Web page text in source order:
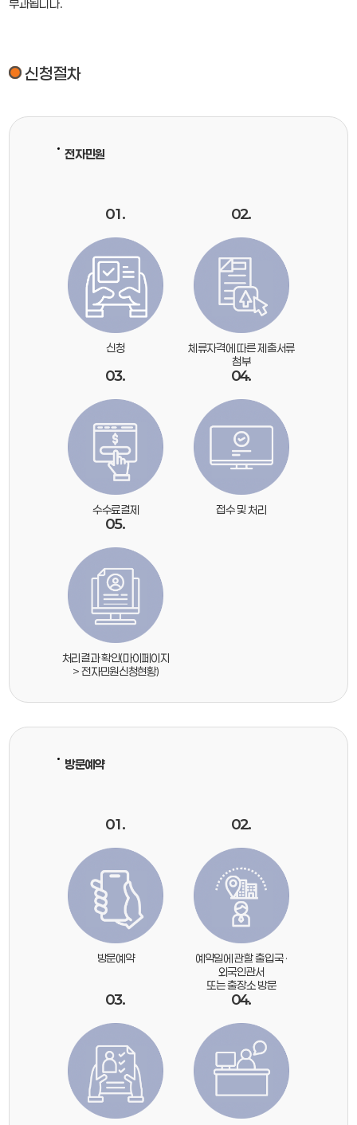
부과됩니다.
신청절차
전자민원
01.
신청
02.
체류자격에 따른 제출서류
첨부
03.
수수료결제
04.
접수 및 처리
05.
처리결과 확인(마이페이지
> 전자민원신청현황)
방문예약
01.
방문예약
02.
예약일에 관할 출입국 ·
외국인관서
또는 출장소 방문
03. 04.